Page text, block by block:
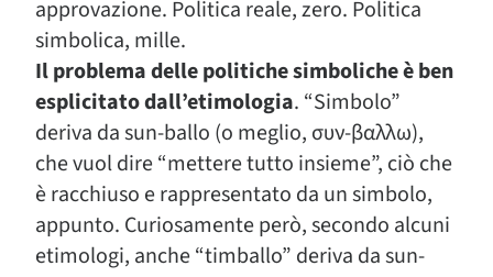
approvazione. Politica reale, zero. Politica
simbolica, mille.
Il problema delle politiche simboliche è ben
esplicitato dall’etimologia. “Simbolo”
deriva da sun-ballo (o meglio, συν-βαλλω),
che vuol dire “mettere tutto insieme”, ciò che
è racchiuso e rappresentato da un simbolo,
appunto. Curiosamente però, secondo alcuni
etimologi, anche “timballo” deriva da sun-